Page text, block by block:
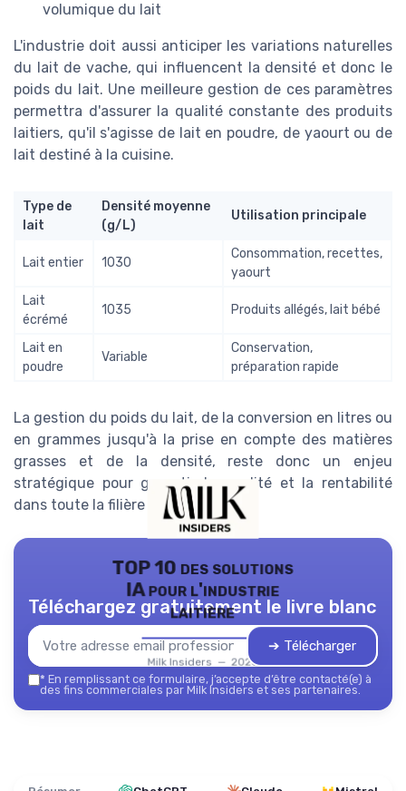
volumique du lait
L'industrie doit aussi anticiper les variations naturelles
du lait de vache, qui influencent la densité et donc le
poids du lait. Une meilleure gestion de ces paramètres
permettra d'assurer la qualité constante des produits
laitiers, qu'il s'agisse de lait en poudre, de yaourt ou de
lait destiné à la cuisine.
Type de
lait
Densité moyenne
(g/L)
Utilisation principale
Lait entier 1030
Consommation, recettes,
yaourt
Lait
écrémé
1035 Produits allégés, lait bébé
Lait en
poudre
Variable
Conservation,
préparation rapide
La gestion du poids du lait, de la conversion en litres ou
en grammes jusqu'à la prise en compte des matières
grasses et de la densité, reste donc un enjeu
stratégique pour garantir la qualité et la rentabilité
dans toute la filière laitière.
TOP 10 des solutions
IA pour l'industrie
laitière
Milk Insiders — 2026
Téléchargez gratuitement le livre blanc
➔ Télécharger
* En remplissant ce formulaire, j’accepte d’être contacté(e) à
des fins commerciales par Milk Insiders et ses partenaires.